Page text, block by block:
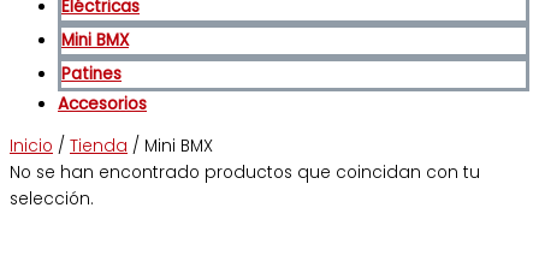
Eléctricas
Mini BMX
Patines
Accesorios
Inicio / Tienda / Mini BMX
No se han encontrado productos que coincidan con tu
selección.